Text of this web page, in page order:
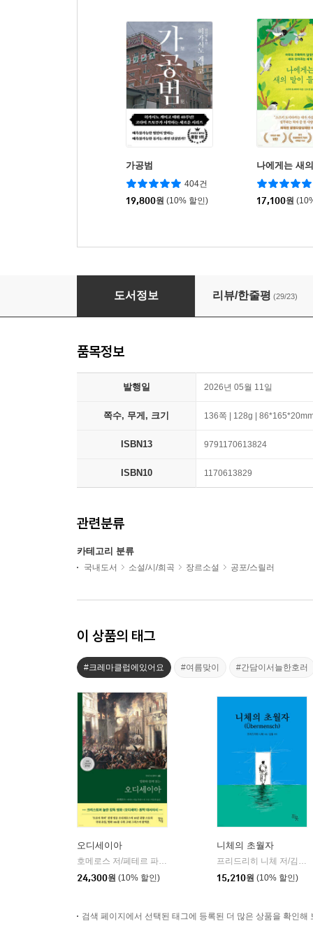
가공범
404건
19,800원 (10% 할인)
나에게는 새
17,100원
스와이프 엄금
도서정보 리뷰/한줄평 (29/23)
품목정보
발행일 2026년 05월 11일
쪽수, 무게, 크기 136쪽 | 128g |
ISBN13 9791170613824
ISBN10 1170613829
관련분류
카테고리 분류
국내도서 소설/시/희곡 장르소설 공포/스릴러
이 상품의 태그
#크레마클럽에있어요 #여름맞이 #간담이서늘한호러
오디세이아
|
현대지성
24,300원 (10% 할인)
니체의 초월자
15,210원 (10% 할인)
검색 페이지에서 선택된 태그에 등록된 더 많은 상품을 확인해